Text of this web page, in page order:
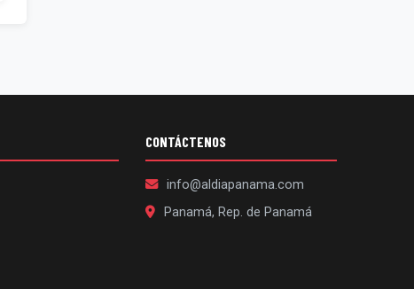
CONTÁCTENOS
info@aldiapanama.com
Panamá, Rep. de Panamá